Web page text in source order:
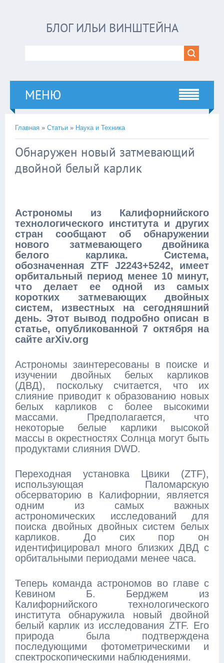
БЛОГ ИЛЬИ ВИНШТЕЙНА
МЕНЮ
Главная » Статьи » Наука и Техника
Обнаружен новый затмевающий
двойной белый карлик
Астрономы из Калифорнийского
технологического института и других
стран сообщают об обнаружении
нового затмевающего двойника
белого карлика. Система,
обозначенная ZTF J2243+5242, имеет
орбитальный период менее 10 минут,
что делает ее одной из самых
коротких затмевающих двойных
систем, известных на сегодняшний
день. Этот вывод подробно описан в
статье, опубликованной 7 октября на
сайте arXiv.org
Астрономы заинтересованы в поиске и
изучении двойных белых карликов
(ДВД), поскольку считается, что их
слияние приводит к образованию новых
белых карликов с более высокими
массами. Предполагается, что
некоторые белые карлики высокой
массы в окрестностях Солнца могут быть
продуктами слияния DWD.
Переходная установка Цвики (ZTF),
использующая Паломарскую
обсерваторию в Калифорнии, является
одним из самых важных
астрономических исследований для
поиска двойных двойных систем белых
карликов. До сих пор он
идентифицировал много близких ДВД с
орбитальными периодами менее часа.
Теперь команда астрономов во главе с
Кевином Б. Берджем из
Калифорнийского технологического
института обнаружила новый двойной
белый карлик из исследования ZTF. Его
природа была подтверждена
последующими фотометрическими и
спектроскопическими наблюдениями.